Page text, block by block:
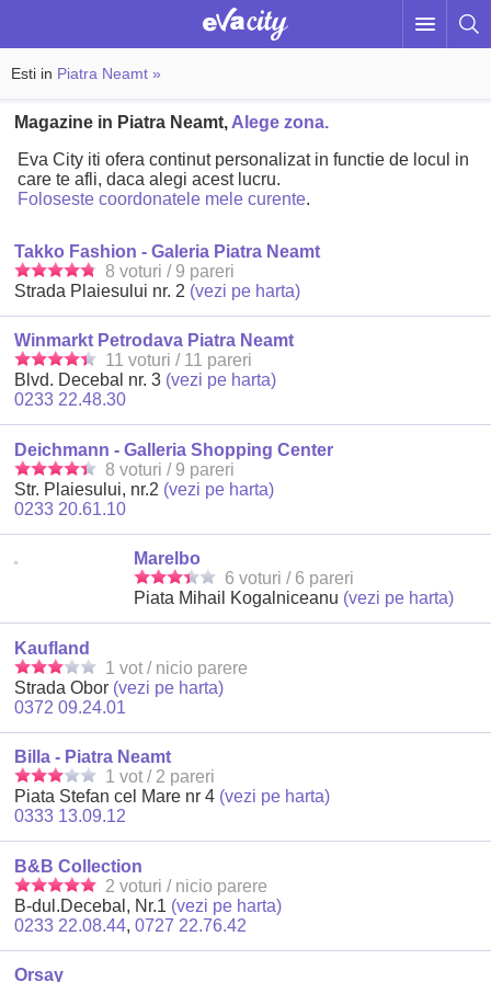
Esti in Piatra Neamt »
Magazine in Piatra Neamt, Alege zona.
Eva City iti ofera continut personalizat in functie de locul in
care te afli, daca alegi acest lucru.
Foloseste coordonatele mele curente.
Takko Fashion - Galeria Piatra Neamt
8 voturi / 9 pareri
Strada Plaiesului nr. 2 (vezi pe harta)
Winmarkt Petrodava Piatra Neamt
11 voturi / 11 pareri
Blvd. Decebal nr. 3 (vezi pe harta)
0233 22.48.30
Deichmann - Galleria Shopping Center
8 voturi / 9 pareri
Str. Plaiesului, nr.2 (vezi pe harta)
0233 20.61.10
Marelbo
6 voturi / 6 pareri
Piata Mihail Kogalniceanu (vezi pe harta)
Kaufland
1 vot / nicio parere
Strada Obor (vezi pe harta)
0372 09.24.01
Billa - Piatra Neamt
1 vot / 2 pareri
Piata Stefan cel Mare nr 4 (vezi pe harta)
0333 13.09.12
B&B Collection
2 voturi / nicio parere
B-dul.Decebal, Nr.1 (vezi pe harta)
0233 22.08.44,0727 22.76.42
Orsay